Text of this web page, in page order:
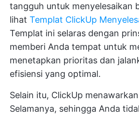
tangguh untuk menyelesaikan
lihat Templat ClickUp
Templat ini selaras dengan
memberi Anda tempat untuk
menetapkan prioritas dan
efisiensi yang optimal.
Selain itu, ClickUp
Selamanya, sehingga Anda